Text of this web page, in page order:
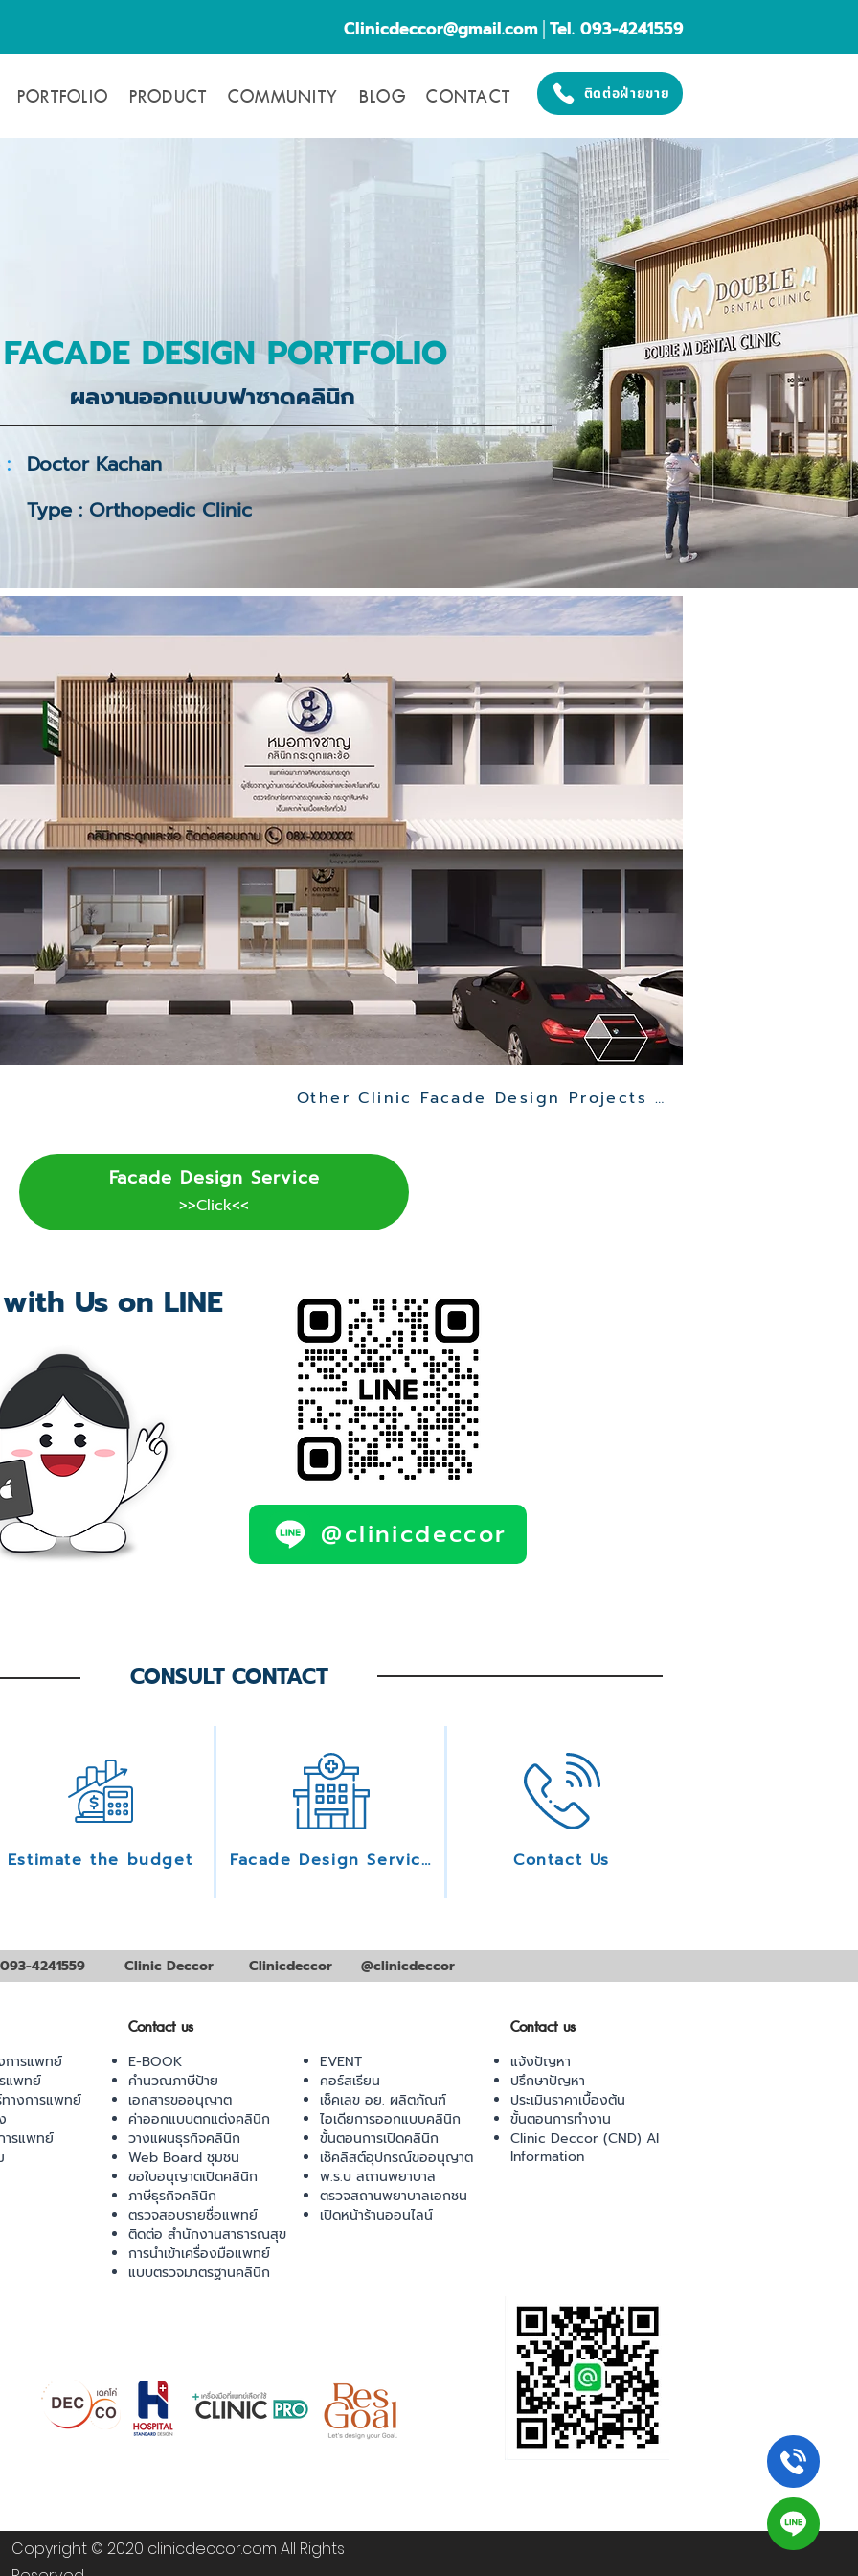
Clinicdeccor@gmail.com│Tel. 093-4241559
PORTFOLIO PRODUCT COMMUNITY BLOG CONTACT ติดต่อฝ่ายขาย
FACADE DESIGN PORTFOLIO
ผลงานออกแบบฟาซาดคลินิก
: Doctor Kachan
Type : Orthopedic Clinic
Other Clinic Facade Design Projects >>
Facade Design Service
>>Click<<
@clinicdeccor
Us on LINE
CONSULT CONTACT
Estimate the budget Facade Design Service Contact Us
093-4241559 Clinic Deccor Clinicdeccor @clinicdeccor
ารแพทย์
แพทย์
ทางการแพทย์
ารแพทย์
Contact us
E-BOOK
คำนวณภาษีป้าย
เอกสารขออนุญาต
ค่าออกแบบตกแต่งคลินิก
วางแผนธุรกิจคลินิก
Web Board ชุมชน
ขอใบอนุญาตเปิดคลินิก
ภาษีธุรกิจคลินิก
ตรวจสอบรายชื่อแพทย์
ติดต่อ สำนักงานสาธารณสุข
การนำเข้าเครื่องมือแพทย์
แบบตรวจมาตรฐานคลินิก
Contact us
EVENT
คอร์สเรียน
เช็คเลข อย. ผลิตภัณฑ์
ไอเดียการออกแบบคลินิก
ขั้นตอนการเปิดคลินิก
เช็คลิสต์อุปกรณ์ขออนุญาต
พ.ร.บ สถานพยาบาล
ตรวจสถานพยาบาลเอกชน
เปิดหน้าร้านออนไลน์
แจ้งปัญหา
ปรึกษาปัญหา
ประเมินราคาเบื้องต้น
ขั้นตอนการทำงาน
Clinic Deccor (CND) AI
Information
Copyright © 2020 clinicdeccor.com All Rights